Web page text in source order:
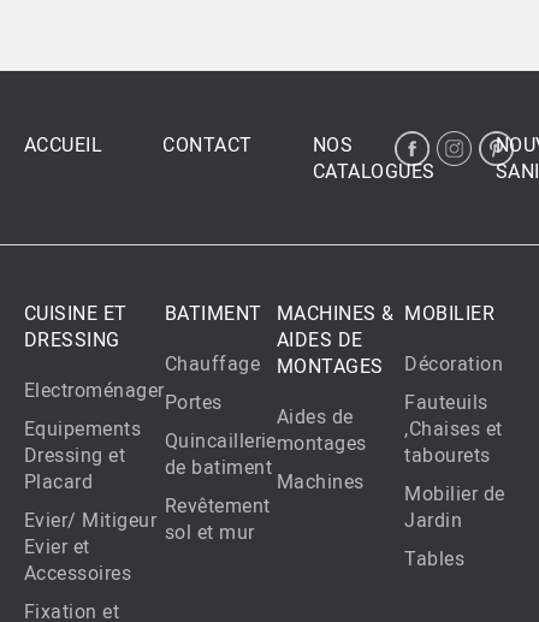
ACCUEIL CONTACT
NOS
CATALOGUES
CUISINE ET
DRESSING
Electroménager
Equipements
Dressing et
Placard
Evier/ Mitigeur
Evier et
Accessoires
Fixation et
BATIMENT
Chauffage
Portes
Quincaillerie
de batiment
Revêtement
sol et mur
MACHINES &
AIDES DE
MONTAGES
Aides de
montages
Machines
MOBILIER
Décoration
Fauteuils
,Chaises et
tabourets
Mobilier de
Jardin
Tables